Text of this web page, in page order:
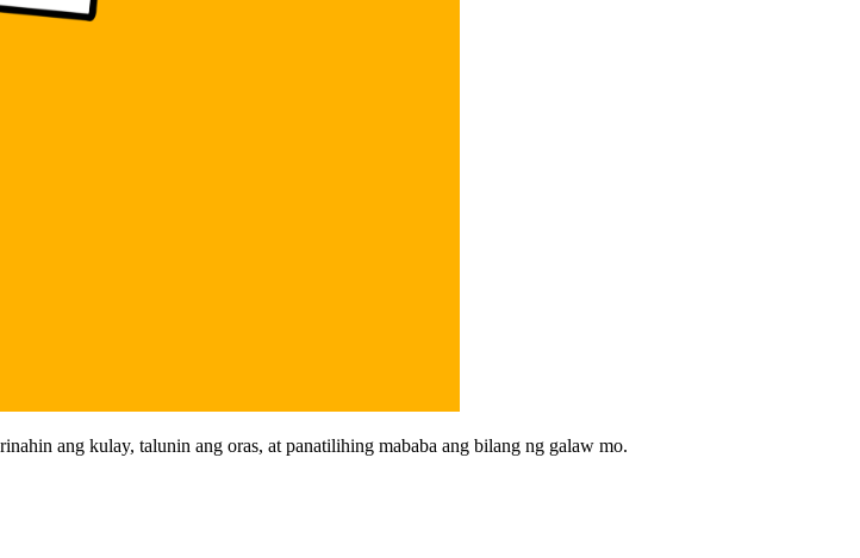
ang kulay, talunin ang oras, at panatilihing mababa ang bilang ng galaw mo.